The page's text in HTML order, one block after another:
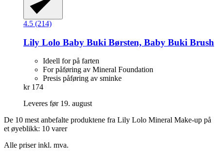
4.5 (214)
Lily Lolo Baby Buki Børsten, Baby Buki Brush
Ideell for på farten
For påføring av Mineral Foundation
Presis påføring av sminke
kr 174
Leveres før 19. august
De 10 mest anbefalte produktene fra Lily Lolo Mineral Make-up på
et øyeblikk: 10 varer
Alle priser inkl. mva.